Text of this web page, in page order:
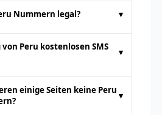
von Online-
dienen in der Regel nur
von Standard-SMS
können gegen Aufpreis
bieten.
Nummern legal? ▾
aus Peru sind für
für illegale Aktivitäten
Benutzer müssen die
Peru kostenlosen SMS
▾
SMS online
von
zu erhalten. Da
einige Seiten keine Peru ▾